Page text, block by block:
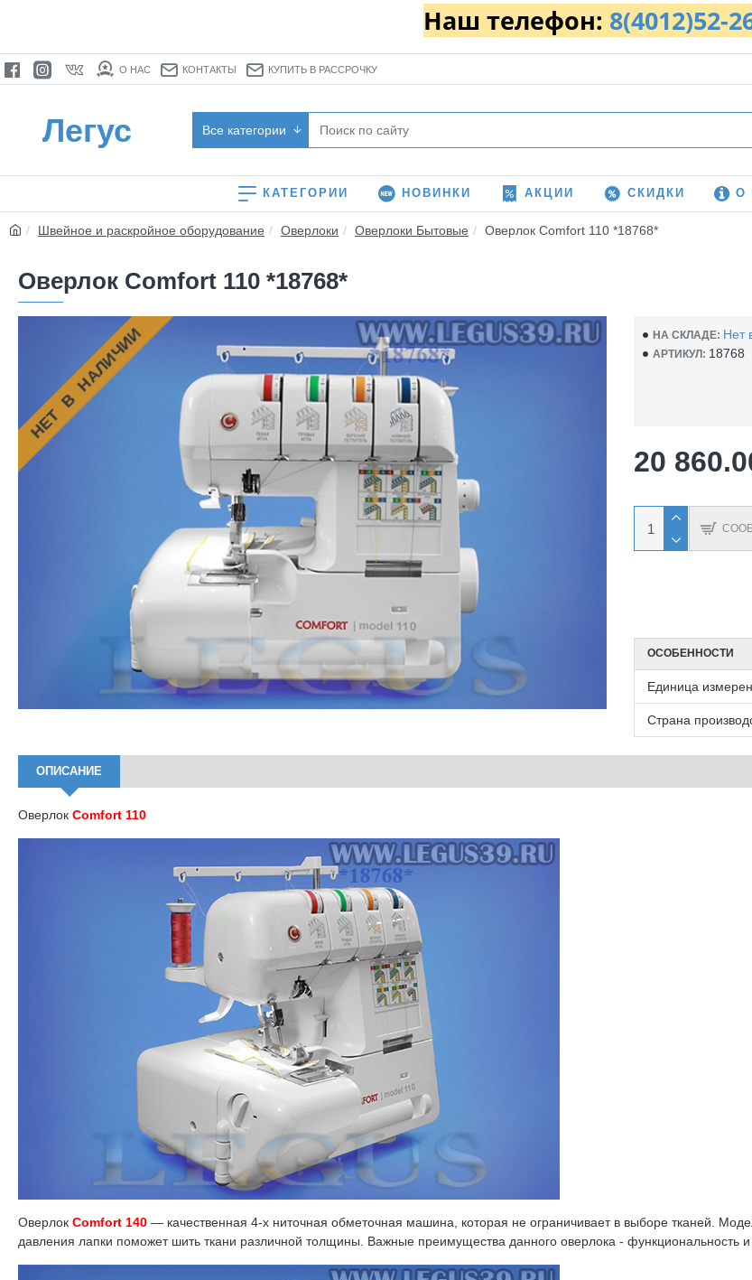
Наш телефон: 8(4012)52-
О НАС КОНТАКТЫ КУПИТЬ В РАССРОЧКУ
Легус Все категории
КАТЕГОРИИ НОВИНКИ АКЦИИ СКИДКИ О
Швейное и раскройное оборудование Оверлоки Оверлоки Бытовые Оверлок Comfort 110 *18768*
Оверлок Comfort 110 *18768*
НЕТ В НАЛИЧИИ НА СКЛАДЕ: Нет
АРТИКУЛ: 18768
20
ОСОБЕННОСТИ
Единица
Страна
ОПИСАНИЕ
Оверлок Comfort 110
Оверлок Comfort 140 — качественная 4-х ниточная обметочная машина, которая не ограничивает в выборе тканей.
давления лапки поможет шить ткани различной толщины. Важные преимущества данного оверлока - функциональность и